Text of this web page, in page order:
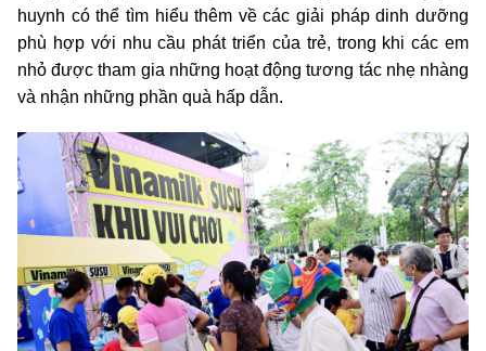
huynh có thể tìm hiểu thêm về các giải pháp dinh dưỡng
phù hợp với nhu cầu phát triển của trẻ, trong khi các em
nhỏ được tham gia những hoạt động tương tác nhẹ nhàng
và nhận những phần quà hấp dẫn.